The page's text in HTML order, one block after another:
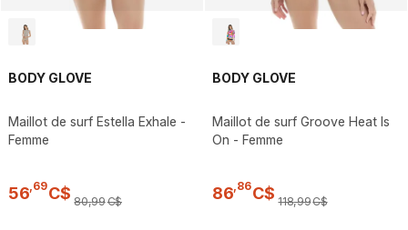
BODY GLOVE
Maillot de surf Estella Exhale -
Femme
56,69C$ 80,99C$
BODY GLOVE
Maillot de surf Groove Heat Is
On - Femme
86,86C$ 118,99C$